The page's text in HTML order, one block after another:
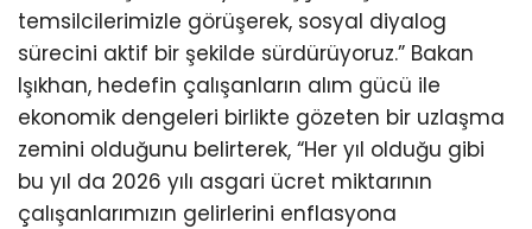
temsilcilerimizle görüşerek, sosyal diyalog
sürecini aktif bir şekilde sürdürüyoruz.” Bakan
Işıkhan, hedefin çalışanların alım gücü ile
ekonomik dengeleri birlikte gözeten bir uzlaşma
zemini olduğunu belirterek, “Her yıl olduğu gibi
bu yıl da 2026 yılı asgari ücret miktarının
çalışanlarımızın gelirlerini enflasyona